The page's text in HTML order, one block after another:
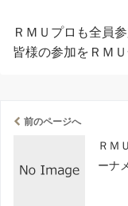
ＲＭＵプロも全員
皆様の参加をＲＭ
前のページへ
ＲＭ
ーナ